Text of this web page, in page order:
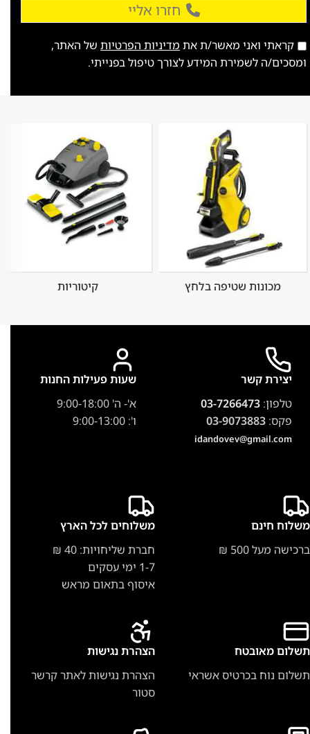
חזרו אליי
קראתי ואני מאשר/ת את מדיניות הפרטיות של האתר,
ומסכים/ה לשמירת המידע לצורך טיפול בפנייתי.
מכונות שטיפה בלחץ קיטוריות
יצירת קשר
טלפון:03-7266473
פקס:03-9073883
idandovev@gmail.com
שעות פעילות החנות
א'- ה' 9:00-18:00
ו': 9:00-13:00
משלוח חינם
ברכישה מעל 500 ₪
משלוחים לכל הארץ
חברת שליחויות: 40 ₪
1-7 ימי עסקים
איסוף בתאום מראש
תשלום מאובטח
תשלום נוח בכרטיס אשראי
הצהרת נגישות
הצהרת נגישות לאתר קרשר
סטור